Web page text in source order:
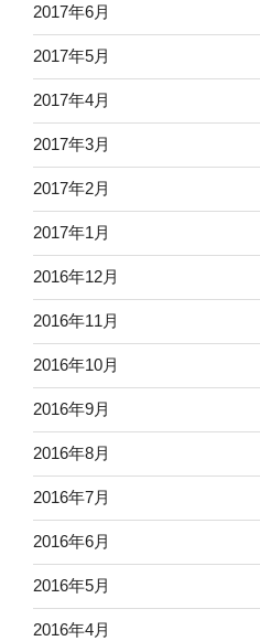
2017年6月
2017年5月
2017年4月
2017年3月
2017年2月
2017年1月
2016年12月
2016年11月
2016年10月
2016年9月
2016年8月
2016年7月
2016年6月
2016年5月
2016年4月